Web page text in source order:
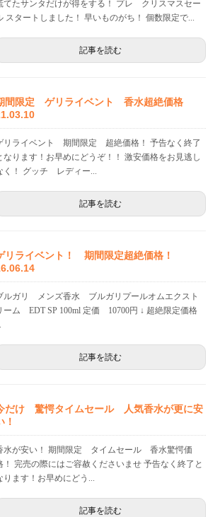
てたサンタだけが得をする！ プレ クリスマスセー
スタートしました！ 早いものがち！ 個数限定で...
記事を読む
間限定 ゲリライベント 香水超絶価格
リライベント 期間限定 超絶価格！ 予告なく終了
なります！お早めにどうぞ！！ 激安価格をお見逃し
く！ グッチ レディー...
記事を読む
リライベント！ 期間限定超絶価格！
ルガリ メンズ香水 ブルガリプールオムエクスト
ーム EDT SP 100ml 定価 10700円 ↓ 超絶限定価格
記事を読む
だけ 驚愕タイムセール 人気香水が更に安
！
水が安い！ 期間限定 タイムセール 香水驚愕価
！ 完売の際にはご容赦くださいませ 予告なく終了と
ります！お早めにどう...
記事を読む